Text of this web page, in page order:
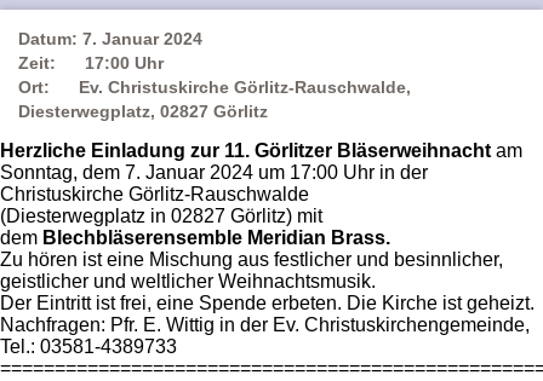
Datum: 7. Januar 2024
Zeit: 17:00 Uhr
Ort: Ev. Christuskirche Görlitz-Rauschwalde,
Diesterwegplatz, 02827 Görlitz
Herzliche Einladung zur 11. Görlitzer Bläserweihnachtam
Sonntag, dem 7. Januar 2024 um 17:00 Uhr in der
Christuskirche Görlitz-Rauschwalde
(Diesterwegplatz in 02827 Görlitz) mit
dem Blechbläserensemble Meridian Brass.
Zu hören ist eine Mischung aus festlicher und besinnlicher,
geistlicher und weltlicher Weihnachtsmusik.
Der Eintritt ist frei, eine Spende erbeten. Die Kirche ist geheizt.
Nachfragen: Pfr. E. Wittig in der Ev. Christuskirchengemeinde,
Tel.: 03581-4389733